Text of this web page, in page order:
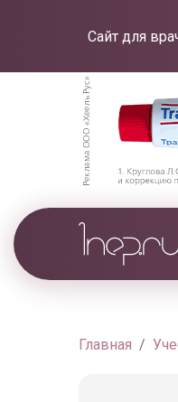
Сайт для
Главная